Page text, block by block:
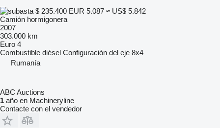
$ 235.400 EUR 5.087 ≈ US$ 5.842
Camión hormigonera
2007
303.000 km
Euro 4
Combustible diésel Configuración del eje 8x4
Rumanía
ABC Auctions
1 año en Machineryline
Contacte con el vendedor